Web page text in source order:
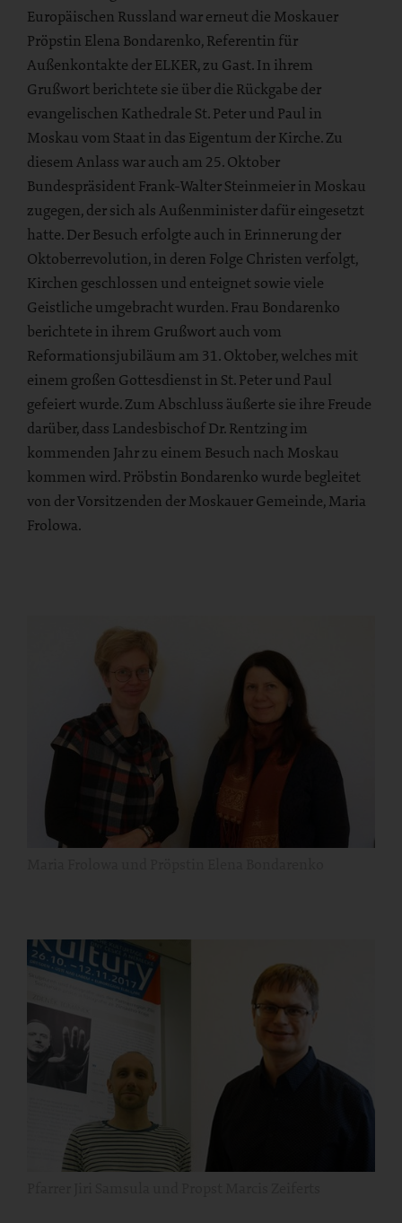
Europäischen Russland war erneut die Moskauer
Pröpstin Elena Bondarenko, Referentin für
Außenkontakte der ELKER, zu Gast. In ihrem
Grußwort berichtete sie über die Rückgabe der
evangelischen Kathedrale St. Peter und Paul in
Moskau vom Staat in das Eigentum der Kirche. Zu
diesem Anlass war auch am 25. Oktober
Bundespräsident Frank-Walter Steinmeier in Moskau
zugegen, der sich als Außenminister dafür eingesetzt
hatte. Der Besuch erfolgte auch in Erinnerung der
Oktoberrevolution, in deren Folge Christen verfolgt,
Kirchen geschlossen und enteignet sowie viele
Geistliche umgebracht wurden. Frau Bondarenko
berichtete in ihrem Grußwort auch vom
Reformationsjubiläum am 31. Oktober, welches mit
einem großen Gottesdienst in St. Peter und Paul
gefeiert wurde. Zum Abschluss äußerte sie ihre Freude
darüber, dass Landesbischof Dr. Rentzing im
kommenden Jahr zu einem Besuch nach Moskau
kommen wird. Pröbstin Bondarenko wurde begleitet
von der Vorsitzenden der Moskauer Gemeinde, Maria
Frolowa.